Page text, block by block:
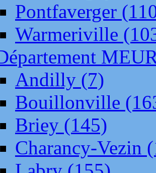
Pontfaverger
Warmeriville
Andilly (7)
Bouillonville
Briey (145)
Charancy-Vezin